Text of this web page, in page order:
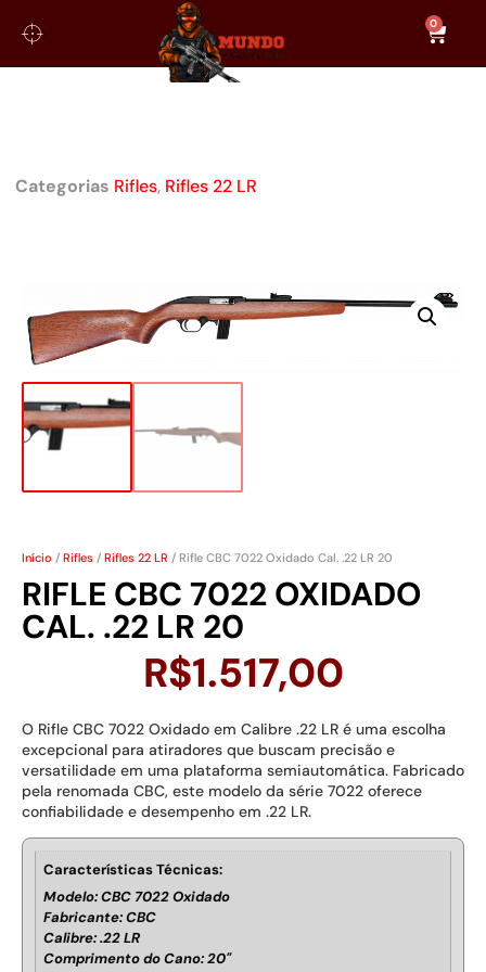
0
Categorias Rifles, Rifles 22 LR
Início / Rifles / Rifles 22 LR / Rifle CBC 7022 Oxidado Cal. .22 LR 20
RIFLE CBC 7022 OXIDADO
CAL. .22 LR 20
R$1.517,00
O Rifle CBC 7022 Oxidado em Calibre .22 LR é uma escolha
excepcional para atiradores que buscam precisão e
versatilidade em uma plataforma semiautomática. Fabricado
pela renomada CBC, este modelo da série 7022 oferece
confiabilidade e desempenho em .22 LR.
Características Técnicas:
Modelo: CBC 7022 Oxidado
Fabricante: CBC
Calibre: .22 LR
Comprimento do Cano: 20"